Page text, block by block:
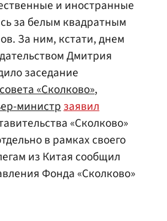
и иностранные
за белым квадратным
За ним, кстати, днем
Дмитрия
заседание
«Сколково»,
министрзаявил
«Сколково»
в рамках своего
из Китая сообщил
Фонда «Сколково»